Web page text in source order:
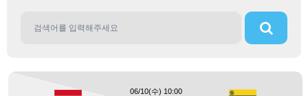
06/10(수) 10:00